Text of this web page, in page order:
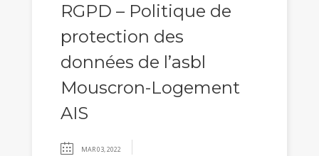
RGPD – Politique de
protection des
données de l’asbl
Mouscron-Logement
AIS
MAR 03, 2022